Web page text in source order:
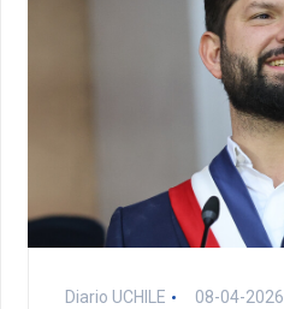
Diario UCHILE 08-04-2026